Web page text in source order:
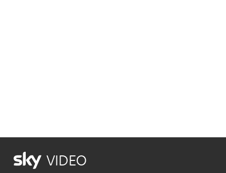
VIDEO